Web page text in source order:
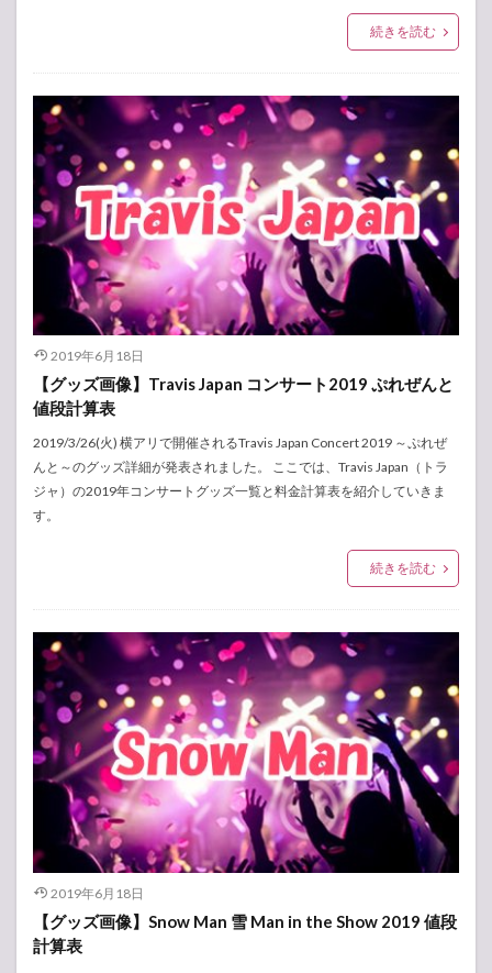
続きを読む
2019年6月18日
【グッズ画像】Travis Japan コンサート2019 ぷれぜんと
値段計算表
2019/3/26(火) 横アリで開催されるTravis Japan Concert 2019 ～ぷれぜ
んと～のグッズ詳細が発表されました。 ここでは、Travis Japan（トラ
ジャ）の2019年コンサートグッズ一覧と料金計算表を紹介していきま
す。
続きを読む
2019年6月18日
【グッズ画像】Snow Man 雪 Man in the Show 2019 値段
計算表